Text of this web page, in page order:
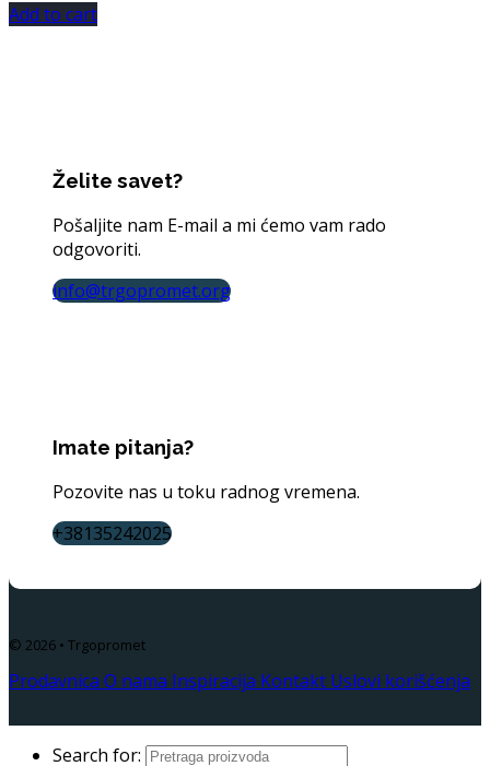
Add to cart
Želite savet?
Pošaljite nam E-mail a mi ćemo vam rado
odgovoriti.
info@trgopromet.org
Imate pitanja?
Pozovite nas u toku radnog vremena.
+38135242025
© 2026 • Trgopromet
Prodavnica O nama Inspiracija Kontakt Uslovi korišćenja
Search for: